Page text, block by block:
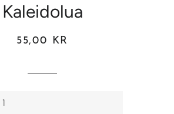
Kaleidolua
Vanlig
Salgspris
55,00 KR